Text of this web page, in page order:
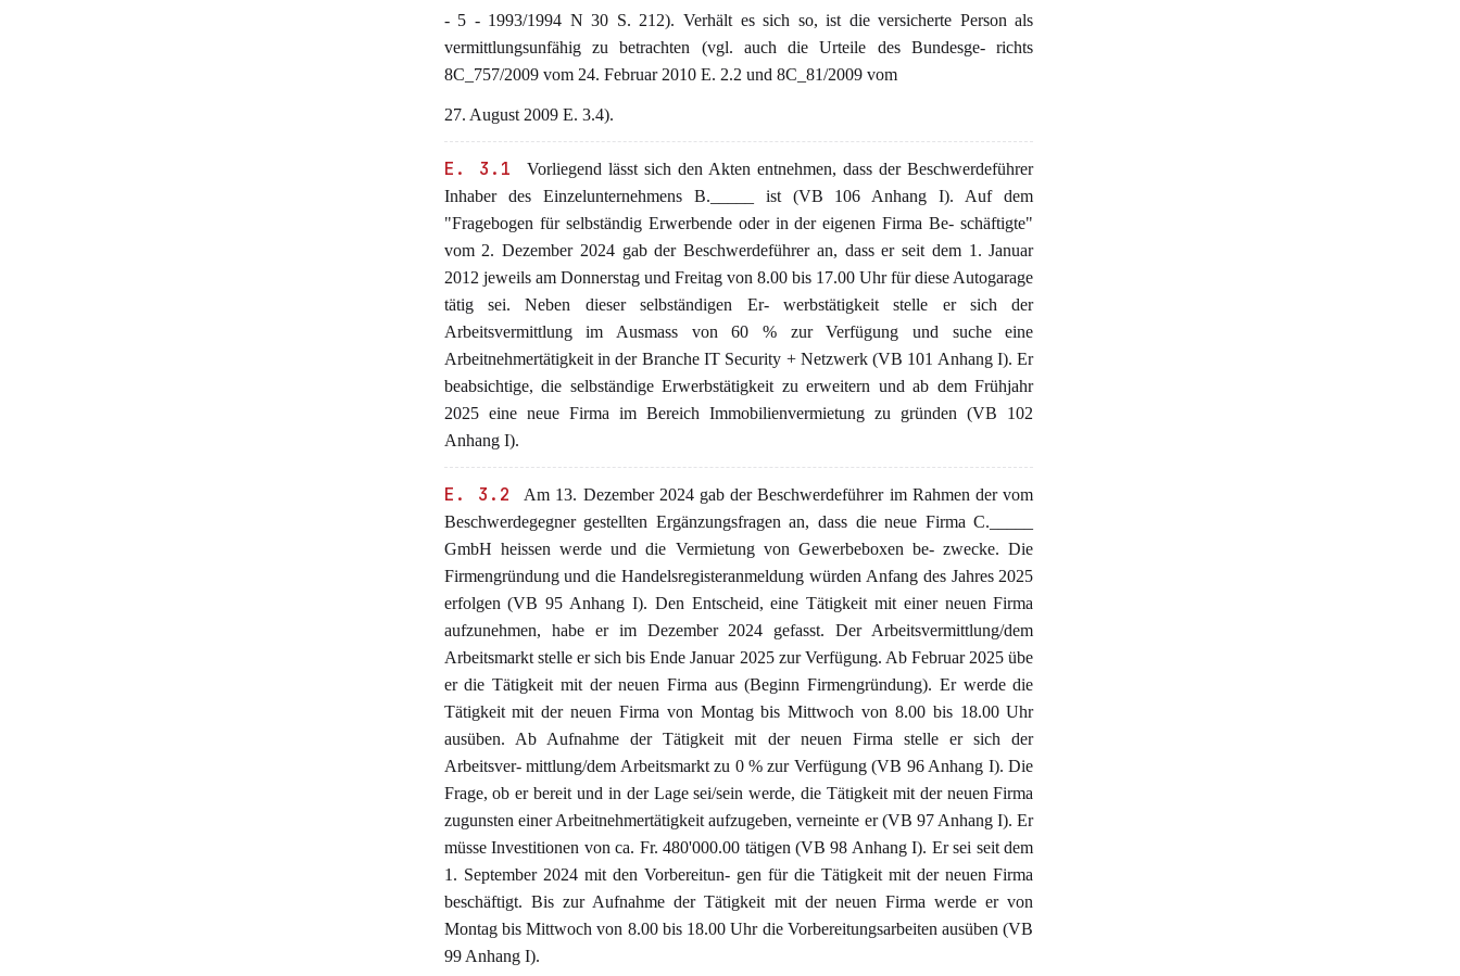
- 5 - 1993/1994 N 30 S. 212). Verhält es sich so, ist die versicherte Person als
vermittlungsunfähig zu betrachten (vgl. auch die Urteile des Bundesge- richts
8C_757/2009 vom 24. Februar 2010 E. 2.2 und 8C_81/2009 vom
27. August 2009 E. 3.4).
E. 3.1
Vorliegend lässt sich den Akten entnehmen, dass der Beschwerdeführer
Inhaber des Einzelunternehmens B._____ ist (VB 106 Anhang I). Auf dem
"Fragebogen für selbständig Erwerbende oder in der eigenen Firma Be- schäftigte"
vom 2. Dezember 2024 gab der Beschwerdeführer an, dass er seit dem 1. Januar
2012 jeweils am Donnerstag und Freitag von 8.00 bis 17.00 Uhr für diese Autogarage
tätig sei. Neben dieser selbständigen Er- werbstätigkeit stelle er sich der
Arbeitsvermittlung im Ausmass von 60 % zur Verfügung und suche eine
Arbeitnehmertätigkeit in der Branche IT Security + Netzwerk (VB 101 Anhang I). Er
beabsichtige, die selbständige Erwerbstätigkeit zu erweitern und ab dem Frühjahr
2025 eine neue Firma im Bereich Immobilienvermietung zu gründen (VB 102
Anhang I).
E. 3.2
Am 13. Dezember 2024 gab der Beschwerdeführer im Rahmen der vom
Beschwerdegegner gestellten Ergänzungsfragen an, dass die neue Firma C._____
GmbH heissen werde und die Vermietung von Gewerbeboxen be- zwecke. Die
Firmengründung und die Handelsregisteranmeldung würden Anfang des Jahres 2025
erfolgen (VB 95 Anhang I). Den Entscheid, eine Tätigkeit mit einer neuen Firma
aufzunehmen, habe er im Dezember 2024 gefasst. Der Arbeitsvermittlung/dem
Arbeitsmarkt stelle er sich bis Ende Januar 2025 zur Verfügung. Ab Februar 2025 übe
er die Tätigkeit mit der neuen Firma aus (Beginn Firmengründung). Er werde die
Tätigkeit mit der neuen Firma von Montag bis Mittwoch von 8.00 bis 18.00 Uhr
ausüben. Ab Aufnahme der Tätigkeit mit der neuen Firma stelle er sich der
Arbeitsver- mittlung/dem Arbeitsmarkt zu 0 % zur Verfügung (VB 96 Anhang I). Die
Frage, ob er bereit und in der Lage sei/sein werde, die Tätigkeit mit der neuen Firma
zugunsten einer Arbeitnehmertätigkeit aufzugeben, verneinte er (VB 97 Anhang I). Er
müsse Investitionen von ca. Fr. 480'000.00 tätigen (VB 98 Anhang I). Er sei seit dem
1. September 2024 mit den Vorbereitun- gen für die Tätigkeit mit der neuen Firma
beschäftigt. Bis zur Aufnahme der Tätigkeit mit der neuen Firma werde er von
Montag bis Mittwoch von 8.00 bis 18.00 Uhr die Vorbereitungsarbeiten ausüben (VB
99 Anhang I).